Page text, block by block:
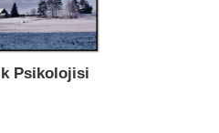
Psikolojisi